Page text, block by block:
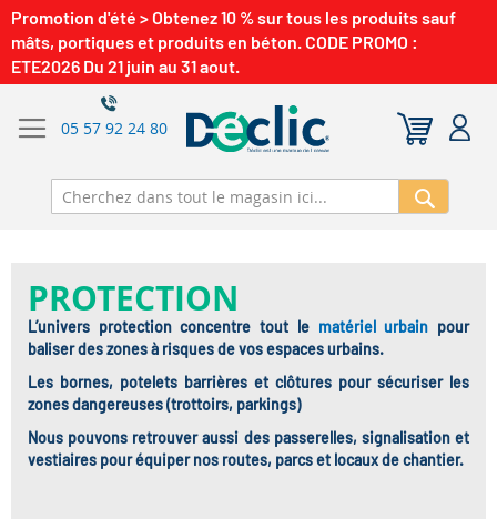
Promotion d'été > Obtenez 10 % sur tous les produits sauf
mâts, portiques et produits en béton. CODE PROMO :
ETE2026 Du 21 juin au 31 aout.
05 57 92 24 80
PROTECTION
L’univers protection concentre tout le matériel urbain pour
baliser des zones à risques de vos espaces urbains.
Les bornes, potelets barrières et clôtures pour sécuriser les
zones dangereuses (trottoirs, parkings)
Nous pouvons retrouver aussi des passerelles, signalisation et
vestiaires pour équiper nos routes, parcs et locaux de chantier.